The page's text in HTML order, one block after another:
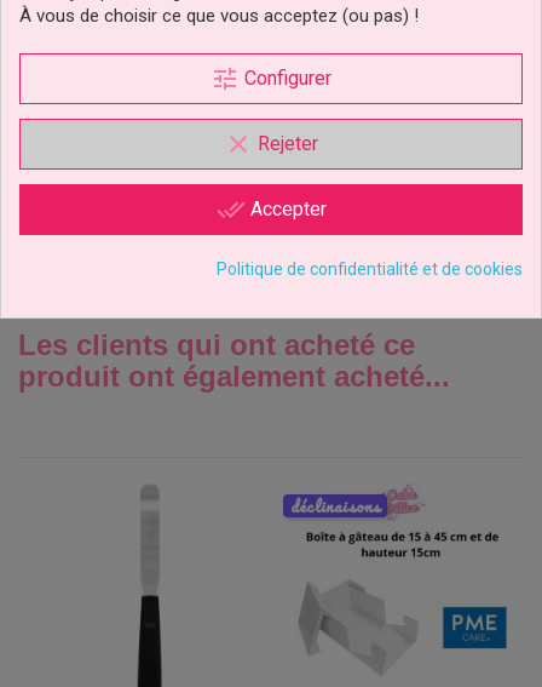
Ustensiles Silicone Set/6
Ajouter au panier
Les clients qui ont acheté ce
produit ont également acheté...
déclinaisons
À vous de choisir ce que vous acceptez (ou pas) !
tune Configurer
clear Rejeter
done_all Accepter
Politique de confidentialité et de cookies